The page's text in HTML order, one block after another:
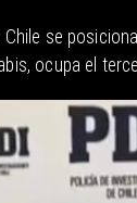
se
ocupa el